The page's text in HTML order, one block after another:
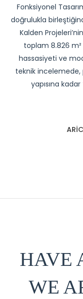
Fonksiyonel
doğrulukla
Kalden
toplam 8.826
hassasiyeti ve
teknik
yapısına
HAVE
WE